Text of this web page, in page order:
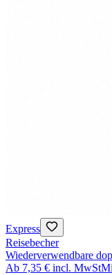
Express
Reisebecher
Wiederverwendbare
Ab 7,35 € incl. MwSt